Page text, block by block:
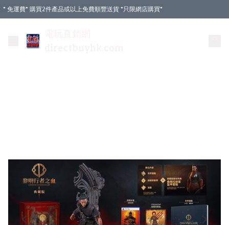
* 免運費* 購買2件產品或以上免費順豐送貨 *只限網店購買*